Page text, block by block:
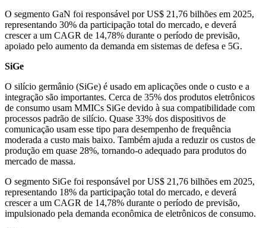
O segmento GaN foi responsável por US$ 21,76 bilhões em 2025,
representando 30% da participação total do mercado, e deverá
crescer a um CAGR de 14,78% durante o período de previsão,
apoiado pelo aumento da demanda em sistemas de defesa e 5G.
SiGe
O silício germânio (SiGe) é usado em aplicações onde o custo e a
integração são importantes. Cerca de 35% dos produtos eletrônicos
de consumo usam MMICs SiGe devido à sua compatibilidade com
processos padrão de silício. Quase 33% dos dispositivos de
comunicação usam esse tipo para desempenho de frequência
moderada a custo mais baixo. Também ajuda a reduzir os custos de
produção em quase 28%, tornando-o adequado para produtos do
mercado de massa.
O segmento SiGe foi responsável por US$ 21,76 bilhões em 2025,
representando 18% da participação total do mercado, e deverá
crescer a um CAGR de 14,78% durante o período de previsão,
impulsionado pela demanda econômica de eletrônicos de consumo.